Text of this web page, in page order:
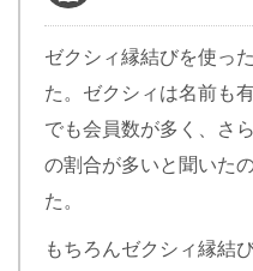
ゼクシィ縁結びを使っ
た。ゼクシィは名前も
でも会員数が多く、さ
の割合が多いと聞いた
た。
もちろんゼクシィ縁結